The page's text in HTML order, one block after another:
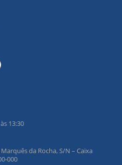
13:30
da Rocha, S/N – Caixa
000